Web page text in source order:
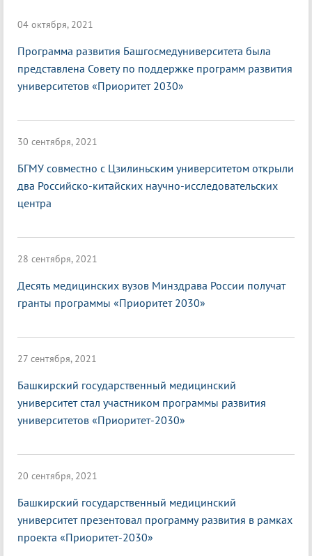
04 октября, 2021
Программа развития Башгосмедуниверситета была
представлена Совету по поддержке программ развития
университетов «Приоритет 2030»
30 сентября, 2021
БГМУ совместно с Цзилиньским университетом открыли
два Российско-китайских научно-исследовательских
центра
28 сентября, 2021
Десять медицинских вузов Минздрава России получат
гранты программы «Приоритет 2030»
27 сентября, 2021
Башкирский государственный медицинский
университет стал участником программы развития
университетов «Приоритет-2030»
20 сентября, 2021
Башкирский государственный медицинский
университет презентовал программу развития в рамках
проекта «Приоритет-2030»